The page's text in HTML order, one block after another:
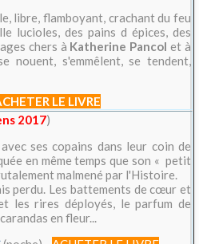
libre, flamboyant, crachant du feu
lucioles, des pains d épices, des
chers à Katherine Pancol et à
nouent, s'emmêlent, se tendent,
LE LIVRE
2017)
ses copains dans leur coin de
en même temps que son « petit
malmené par l'Histoire.
perdu. Les battements de cœur et
les rires déployés, le parfum de
en fleur...